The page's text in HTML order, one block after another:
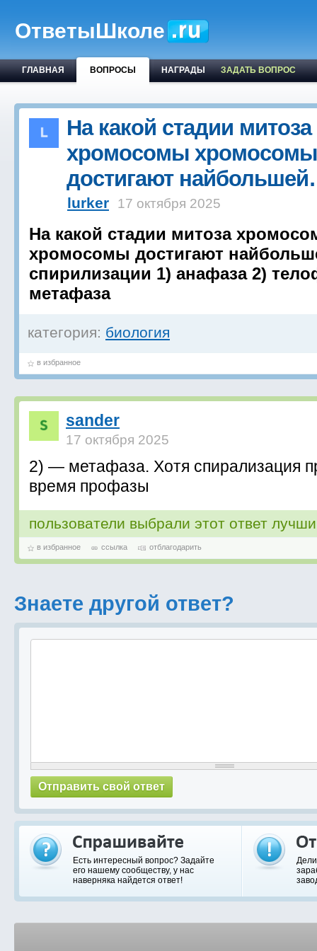
ОтветыШколе
ГЛАВНАЯ ВОПРОСЫ НАГРАДЫ ЗАДАТЬ ВОПРОС
На какой стадии митоза
хромосомы хромосомы
достигают
lurker 17 октября 2025
На какой стадии митоза
хромосомы достигают
спирилизации 1) анафаза 2)
метафаза
категория: биология
в избранное
sander
17 октября 2025
2) — метафаза. Хотя спирализация
время профазы
пользователи выбрали этот ответ
в избранное ссылка отблагодарить
Знаете другой ответ?
Есть интересный вопрос? Задайте
его нашему сообществу, у нас
наверняка найдется ответ!